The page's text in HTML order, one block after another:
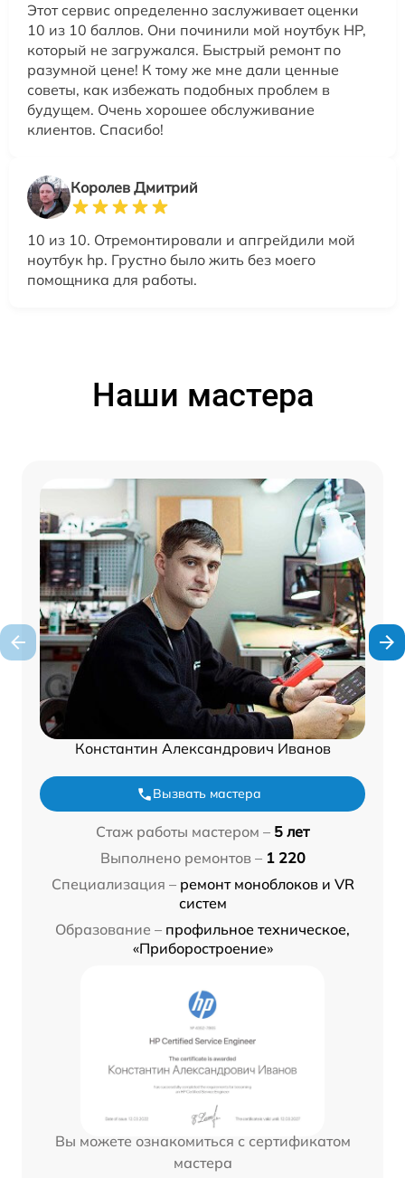
Этот сервис определенно заслуживает оценки
10 из 10 баллов. Они починили мой ноутбук HP,
который не загружался. Быстрый ремонт по
разумной цене! К тому же мне дали ценные
советы, как избежать подобных проблем в
будущем. Очень хорошее обслуживание
клиентов. Спасибо!
Королев Дмитрий
10 из 10. Отремонтировали и апгрейдили мой
ноутбук hp. Грустно было жить без моего
помощника для работы.
Наши мастера
Константин Александрович Иванов
Вызвать мастера
Стаж работы мастером – 5 лет
Выполнено ремонтов – 1 220
Специализация – ремонт моноблоков и VR
систем
Образование – профильное техническое,
«Приборостроение»
Вы можете ознакомиться с сертификатом
мастера